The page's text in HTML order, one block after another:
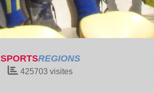
SPORTSREGIONS
425703 visites